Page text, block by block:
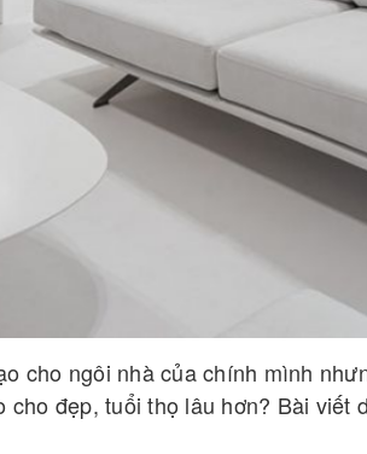
cho ngôi nhà của chính mình
đẹp, tuổi thọ lâu hơn? Bài viết